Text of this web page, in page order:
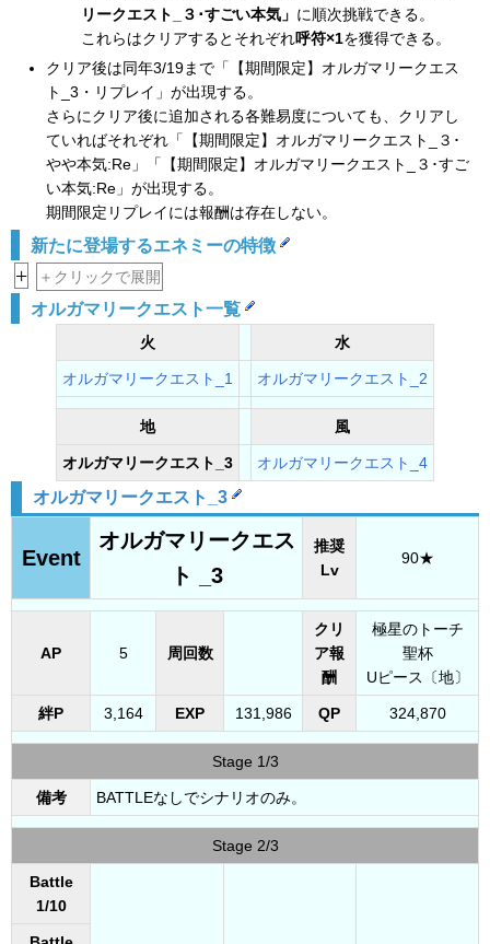
リークエスト_３･すごい本気」 に順次挑戦できる。
これらはクリアするとそれぞれ呼符×1を獲得できる。
クリア後は同年3/19まで「【期間限定】オルガマリークエス
ト_3・リプレイ」が出現する。
さらにクリア後に追加される各難易度についても、クリアし
ていればそれぞれ「【期間限定】オルガマリークエスト_３･
やや本気:Re」「【期間限定】オルガマリークエスト_３･すご
い本気:Re」が出現する。
期間限定リプレイには報酬は存在しない。
新たに登場するエネミーの特徴
+ ＋クリックで展開
オルガマリークエスト一覧
火 水
オルガマリークエスト_1 オルガマリークエスト_2
地 風
オルガマリークエスト_3 オルガマリークエスト_4
オルガマリークエスト_3
Event
オルガマリークエス
ト _3
推奨
Lv
90★
AP 5 周回数
クリ
ア報
酬
極星のトーチ
聖杯
Uピース〔地〕
絆P 3,164 EXP 131,986 QP 324,870
Stage 1/3
備考 BATTLEなしでシナリオのみ。
Stage 2/3
Battle
1/10